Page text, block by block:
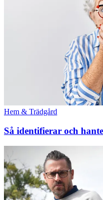
Hem & Trädgård
Så identifierar och